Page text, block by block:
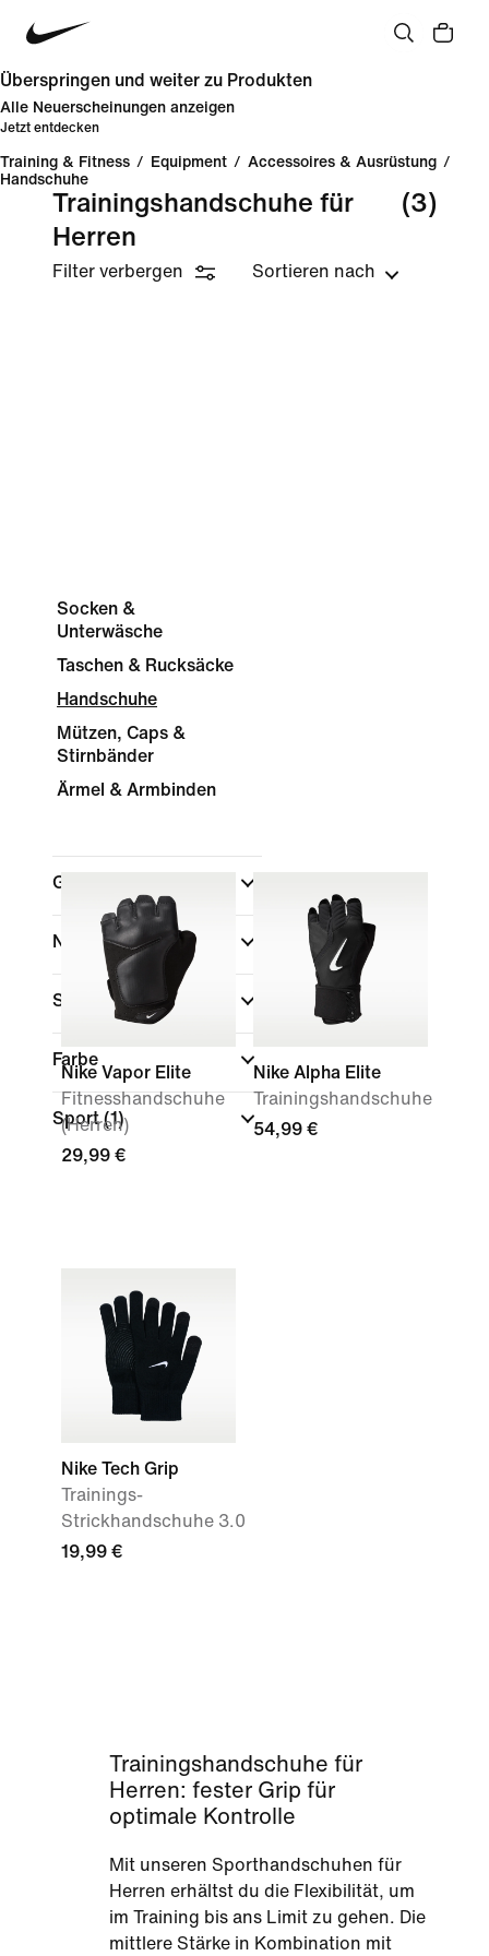
Überspringen und weiter zu Produkten
Alle Neuerscheinungen anzeigen
Jetzt entdecken
Training & Fitness / Equipment / Accessoires & Ausrüstung /
Handschuhe
Trainingshandschuhe für
Herren
(3)
Filter verbergen Sortieren nach
Socken &
Unterwäsche
Taschen & Rucksäcke
Handschuhe
Mützen, Caps &
Stirnbänder
Ärmel & Armbinden
Geschlecht
Nach Preis anzeigen
Sale und Angebote
Farbe
Sport(1)
Nike Vapor Elite
Fitnesshandschuhe
(Herren)
29,99 €
Nike Alpha Elite
Trainingshandschuhe
54,99 €
Nike Tech Grip
Trainings-
Strickhandschuhe 3.0
19,99 €
Trainingshandschuhe für
Herren: fester Grip für
optimale Kontrolle
Mit unseren Sporthandschuhen für
Herren erhältst du die Flexibilität, um
im Training bis ans Limit zu gehen. Die
mittlere Stärke in Kombination mit